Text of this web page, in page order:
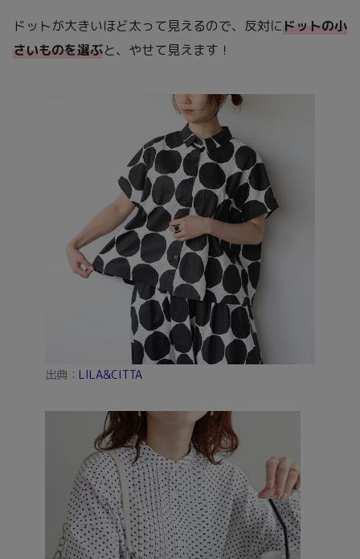
ドットが大きいほど太って見えるので、反対に ドットの小
さいものを選ぶと、やせて見えます！
出典： LILA&CITTA